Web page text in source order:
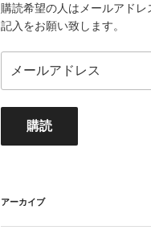
購読希望の人はメールアドレ
記入をお願い致します。
ア
レ
購読
アーカイブ